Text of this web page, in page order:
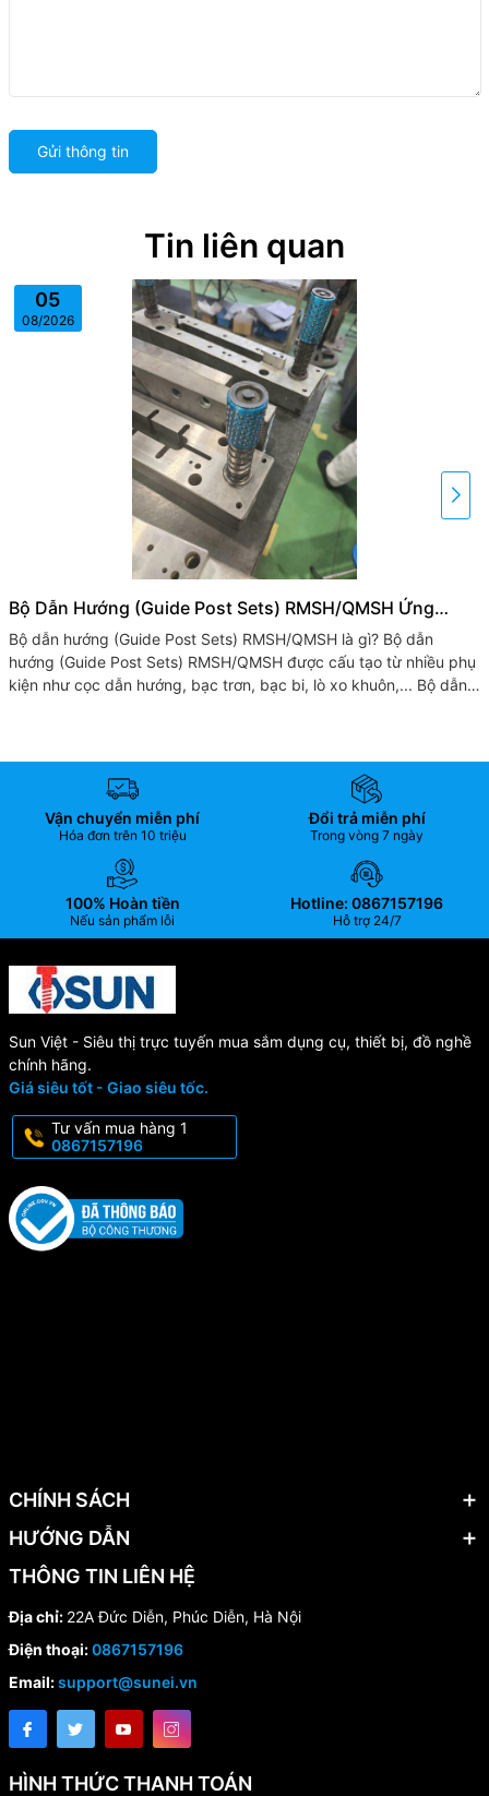
Gửi thông tin
Tin liên quan
05
08/2026
Bộ Dẫn Hướng (Guide Post Sets) RMSH/QMSH Ứng
Dụng Cho Khuôn Dập Chính Xác
Bộ dẫn hướng (Guide Post Sets) RMSH/QMSH là gì? Bộ dẫn
hướng (Guide Post Sets) RMSH/QMSH được cấu tạo từ nhiều phụ
kiện như cọc dẫn hướng, bạc trơn, bạc bi, lò xo khuôn,... Bộ dẫn
Vận chuyển miễn phí
Hóa đơn trên 10 triệu
Đổi trả miễn phí
Trong vòng 7 ngày
100% Hoàn tiền
Nếu sản phẩm lỗi
Hotline: 0867157196
Hỗ trợ 24/7
Sun Việt - Siêu thị trực tuyến mua sắm dụng cụ, thiết bị, đồ nghề
chính hãng.
Giá siêu tốt - Giao siêu tốc.
Tư vấn mua hàng 1
0867157196
CHÍNH SÁCH
HƯỚNG DẪN
THÔNG TIN LIÊN HỆ
Địa chỉ: 22A Đức Diễn, Phúc Diễn, Hà Nội
Điện thoại:0867157196
Email:support@sunei.vn
HÌNH THỨC THANH TOÁN